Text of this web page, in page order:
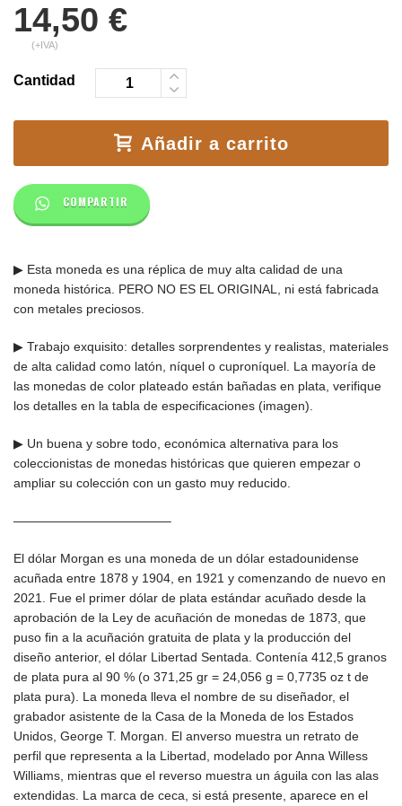
14,50 €
(+IVA)
Cantidad
Añadir a carrito
COMPARTIR
▶ Esta moneda es una réplica de muy alta calidad de una
moneda histórica. PERO NO ES EL ORIGINAL, ni está fabricada
con metales preciosos.
▶ Trabajo exquisito: detalles sorprendentes y realistas, materiales
de alta calidad como latón, níquel o cuproníquel. La mayoría de
las monedas de color plateado están bañadas en plata, verifique
los detalles en la tabla de especificaciones (imagen).
▶ Un buena y sobre todo, económica alternativa para los
coleccionistas de monedas históricas que quieren empezar o
ampliar su colección con un gasto muy reducido.
————————————–
El dólar Morgan es una moneda de un dólar estadounidense
acuñada entre 1878 y 1904, en 1921 y comenzando de nuevo en
2021. Fue el primer dólar de plata estándar acuñado desde la
aprobación de la Ley de acuñación de monedas de 1873, que
puso fin a la acuñación gratuita de plata y la producción del
diseño anterior, el dólar Libertad Sentada. Contenía 412,5 granos
de plata pura al 90 % (o 371,25 gr = 24,056 g = 0,7735 oz t de
plata pura). La moneda lleva el nombre de su diseñador, el
grabador asistente de la Casa de la Moneda de los Estados
Unidos, George T. Morgan. El anverso muestra un retrato de
perfil que representa a la Libertad, modelado por Anna Willess
Williams, mientras que el reverso muestra un águila con las alas
extendidas. La marca de ceca, si está presente, aparece en el